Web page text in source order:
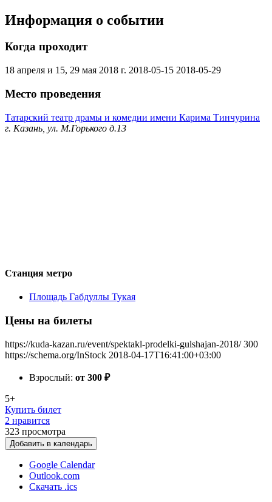
Информация о событии
Когда проходит
18 апреля и 15, 29 мая 2018 г. 2018-05-15 2018-05-29
Место проведения
Татарский театр драмы и комедии имени Карима Тинчурина
г. Казань, ул. М.Горького д.13
Станция метро
Площадь Габдуллы Тукая
Цены на билеты
https://kuda-kazan.ru/event/spektakl-prodelki-gulshajan-2018/ 300
https://schema.org/InStock 2018-04-17T16:41:00+03:00
Взрослый: от 300 ₽
5+
Купить билет
2 нравится
323 просмотра
Добавить в календарь
Google Calendar
Outlook.com
Скачать .ics